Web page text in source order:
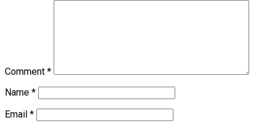
Comment *
Name *
Email *